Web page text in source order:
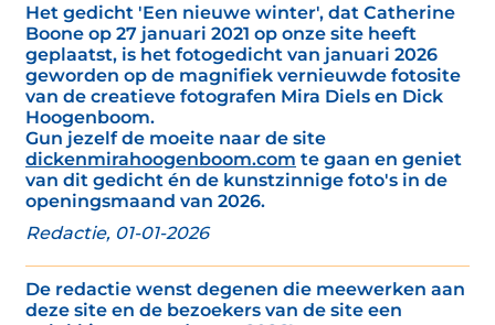
Het gedicht 'Een nieuwe winter', dat Catherine
Boone op 27 januari 2021 op onze site heeft
geplaatst, is het fotogedicht van januari 2026
geworden op de magnifiek vernieuwde fotosite
van de creatieve fotografen Mira Diels en Dick
Hoogenboom.
Gun jezelf de moeite naar de site
dickenmirahoogenboom.com te gaan en geniet
van dit gedicht én de kunstzinnige foto's in de
openingsmaand van 2026.
Redactie, 01-01-2026
De redactie wenst degenen die meewerken aan
deze site en de bezoekers van de site een